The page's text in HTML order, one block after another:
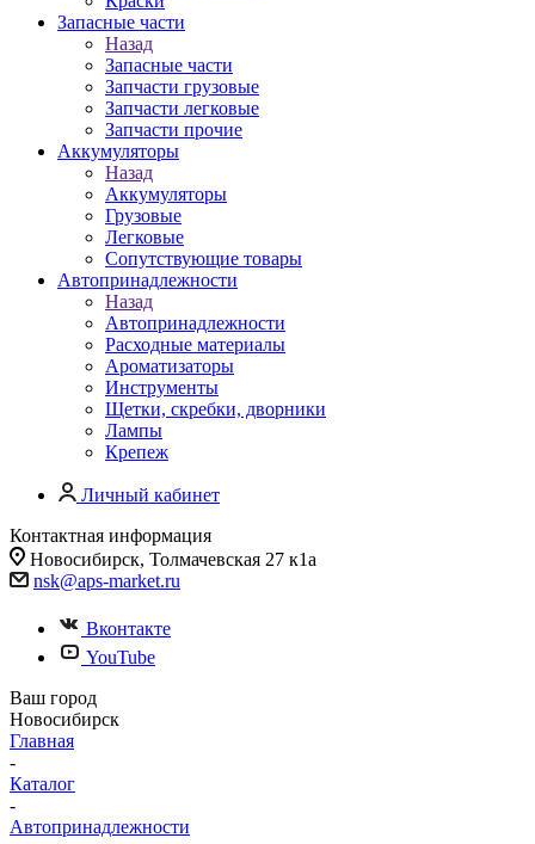
Запасные части
Назад
Запасные части
Запчасти грузовые
Запчасти легковые
Запчасти прочие
Аккумуляторы
Назад
Аккумуляторы
Грузовые
Легковые
Сопутствующие товары
Автопринадлежности
Назад
Автопринадлежности
Расходные материалы
Ароматизаторы
Инструменты
Щетки, скребки, дворники
Лампы
Крепеж
Личный кабинет
Контактная информация
Новосибирск, Толмачевская 27 к1а
nsk@aps-market.ru
Вконтакте
YouTube
Ваш город
Новосибирск
Главная
-
Каталог
-
Автопринадлежности